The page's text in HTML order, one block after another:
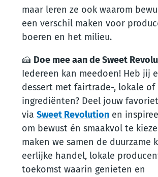
maar leren ze ook waarom
een verschil maken voor
boeren en het milieu.
🍰 Doe mee aan de Sweet
Iedereen kan meedoen! Heb jij
dessert met fairtrade-, lokale of
ingrediënten? Deel jouw
via Sweet Revolution en
om bewust én smaakvol te
maken we samen de duurzame
eerlijke handel, lokale
toekomst waarin genieten en